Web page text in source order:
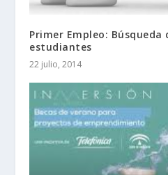
Primer Empleo:
estudiantes
22 julio, 2014